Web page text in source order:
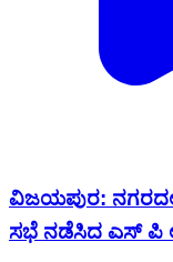
ವಿಜಯಪುರ:
ಸಭೆ ನಡೆಸಿದ ಎಸ್ ಪಿ